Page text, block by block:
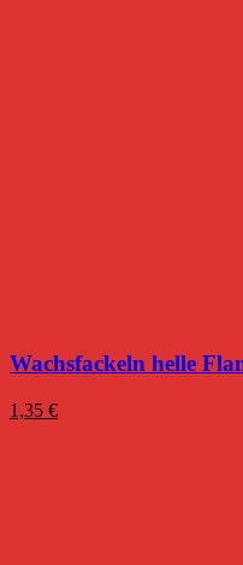
Wachsfackeln helle
1,35 €